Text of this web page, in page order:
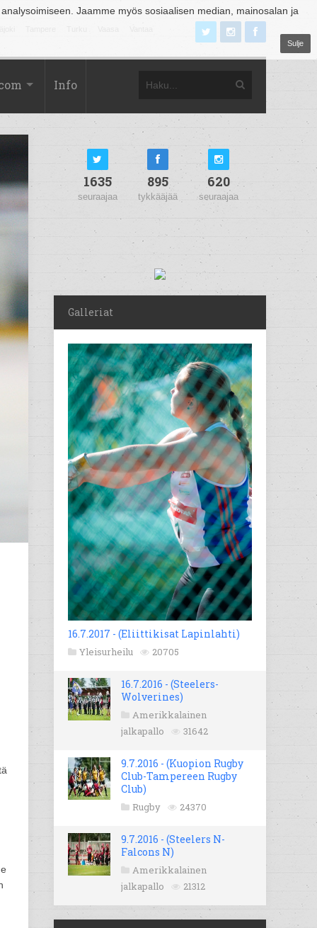
Jaamme myös sosiaalisen median, mainosalan ja
Sulje
Info
1635
seuraajaa
895
tykkääjää
620
seuraajaa
Galleriat
16.7.2017 - (Eliittikisat Lapinlahti)
Yleisurheilu 20705
16.7.2016 - (Steelers-
Wolverines)
Amerikkalainen
jalkapallo
31642
9.7.2016 - (Kuopion Rugby
Club-Tampereen Rugby
Club)
Rugby 24370
9.7.2016 - (Steelers N-
Falcons N)
Amerikkalainen
jalkapallo
21312